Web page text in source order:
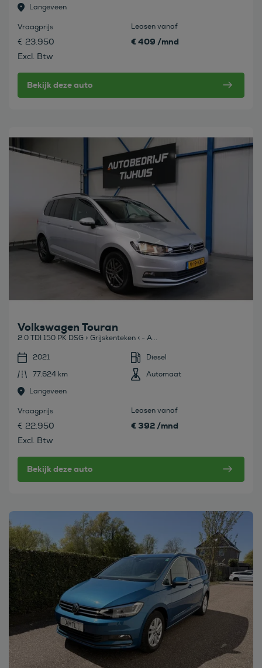
Langeveen
Vraagprijs
€ 23.950
Excl. Btw
Leasen vanaf
€ 409 /mnd
Bekijk deze auto
Bekijk deze auto
Volkswagen Touran
2.0 TDI 150 PK DSG > Grijskenteken < - A...
2021
Diesel
77.624 km
Automaat
Langeveen
Vraagprijs
€ 22.950
Excl. Btw
Leasen vanaf
€ 392 /mnd
Bekijk deze auto
Bekijk deze auto